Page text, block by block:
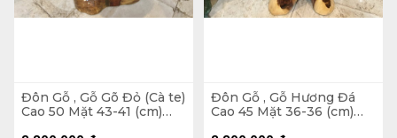
Đôn Gỗ , Gỗ Gõ Đỏ (Cà te)
Cao 50 Mặt 43-41 (cm)
Đôn Gỗ , Gỗ Hương Đá
Cao 45 Mặt 36-36 (cm)